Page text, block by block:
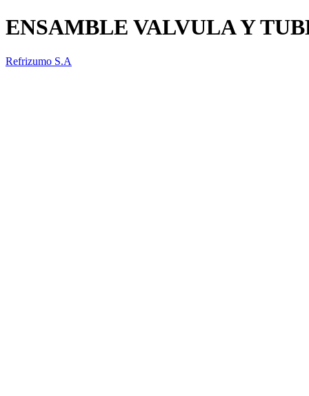
ENSAMBLE VALVULA Y
Refrizumo S.A